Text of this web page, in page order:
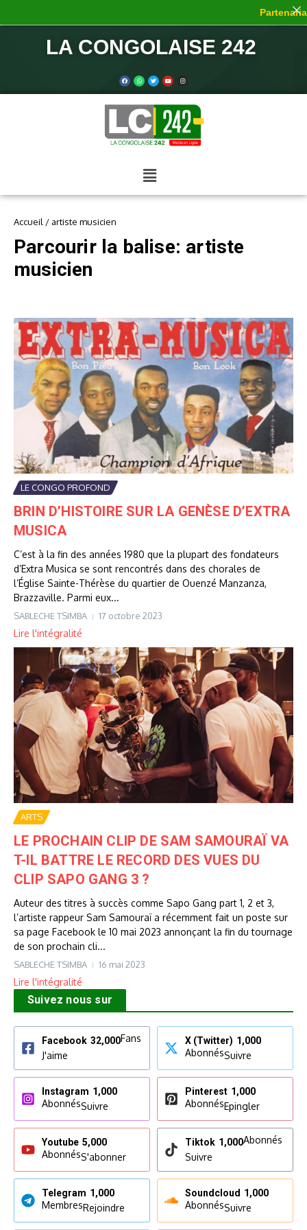
LA CONGOLAISE 242
Accueil / artiste musicien
Parcourir la balise: artiste
musicien
LE CONGO PROFOND
BRIN D’HISTOIRE SUR LA GENÈSE D’EXTRA
MUSICA
C’est à la fin des années 1980 que la plupart des fondateurs
d’Extra Musica se sont rencontrés dans des chorales de
l’Église Sainte-Thérèse du quartier de Ouenzé Manzanza,
Brazzaville. Parmi eux...
SABLECHE TSIMBA 17 octobre 2023
Lire l'intégralité
ARTS
LE PROCHAIN CLIP DE SAM SAMOURAÏ VA
T-IL BATTRE LE RECORD DES VUES DU
CLIP SAPO GANG 3 ?
Auteur des titres à succès comme Sapo Gang part 1, 2 et 3,
l’artiste rappeur Sam Samouraï a récemment fait un poste sur
sa page Facebook le 10 mai 2023 annonçant la fin du tournage
de son prochain cli...
SABLECHE TSIMBA 16 mai 2023
Lire l'intégralité
Suivez nous sur
Facebook 32,000Fans
J'aime
X (Twitter) 1,000
AbonnésSuivre
Instagram 1,000
AbonnésSuivre
Pinterest 1,000
AbonnésEpingler
Youtube 5,000
AbonnésS'abonner
Tiktok 1,000Abonnés
Suivre
Telegram 1,000
MembresRejoindre
Soundcloud 1,000
AbonnésSuivre